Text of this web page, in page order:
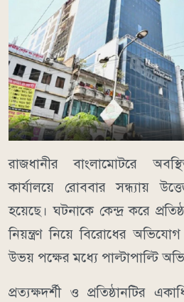
রাজধানীর বাংলামোটরে
কার্যালয়ে রোববার সন্ধ্যায়
হয়েছে। ঘটনাকে কেন্দ্র করে
নিয়ন্ত্রণ নিয়ে বিরোধের
উভয় পক্ষের মধ্যে পাল্টাপাল্টি
প্রত্যক্ষদর্শী ও প্রতিষ্ঠানটির